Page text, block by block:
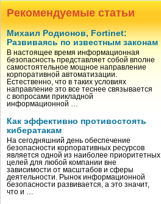
Рекомендуемые статьи
Михаил Родионов, Fortinet:
Развиваясь по известным законам
В настоящее время информационная
безопасность представляет собой вполне
самостоятельное мощное направление
корпоративной автоматизации.
Естественно, что в таких условиях
направление это все теснее связывается
с вопросами прикладной
информационной …
Как эффективно противостоять
кибератакам
На сегодняшний день обеспечение
безопасности корпоративных ресурсов
является одной из наиболее приоритетных
целей для любой компании вне
зависимости от масштабов и сферы
деятельности. Рынок информационной
безопасности развивается, а это значит,
что и …